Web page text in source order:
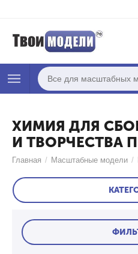
ХИМИЯ ДЛЯ
И ТВОРЧЕСТВА
Главная / Масштабные модели /